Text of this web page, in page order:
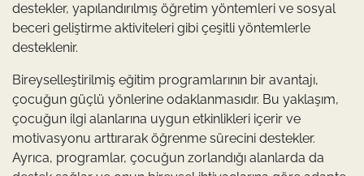
destekler, yapılandırılmış öğretim yöntemleri ve sosyal
beceri geliştirme aktiviteleri gibi çeşitli yöntemlerle
desteklenir.
Bireyselleştirilmiş eğitim programlarının bir avantajı,
çocuğun güçlü yönlerine odaklanmasıdır. Bu yaklaşım,
çocuğun ilgi alanlarına uygun etkinlikleri içerir ve
motivasyonu arttırarak öğrenme sürecini destekler.
Ayrıca, programlar, çocuğun zorlandığı alanlarda da